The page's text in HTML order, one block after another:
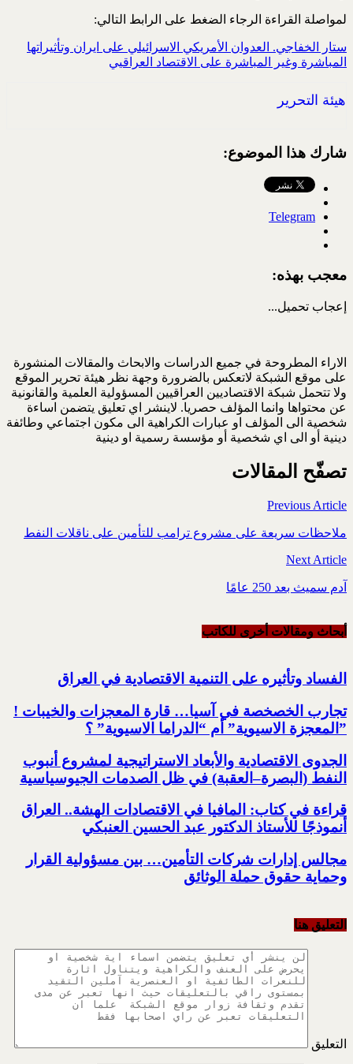
لمواصلة القراءة الرجاء الضغط على الرابط التالي:
ستار الخفاجي. العدوان الأمريكي الاسرائيلي على ايران وتأثيراتها
المباشرة وغير المباشرة على الاقتصاد العراقيي
هيئة التحرير
شارك هذا الموضوع:
Telegram
معجب بهذه:
إعجاب تحميل...
الاراء المطروحة في جميع الدراسات والابحاث والمقالات المنشورة
على موقع الشبكة لاتعكس بالضرورة وجهة نظر هيئة تحرير الموقع
ولا تتحمل شبكة الاقتصاديين العراقيين المسؤولية العلمية والقانونية
عن محتواها وانما المؤلف حصريا. لاينشر اي تعليق يتضمن اساءة
شخصية الى المؤلف او عبارات الكراهية الى مكون اجتماعي وطائفة
دينية أو الى اي شخصية أو مؤسسة رسمية او دينية
تصفّح المقالات
Previous Article
ملاحظات سريعة على مشروع ترامب للتأمين على ناقلات النفط
Next Article
آدم سميث بعد 250 عامًا
أبحاث ومقالات أخرى للکاتب
الفساد وتأثيره على التنمية الاقتصادية في العراق
تجارب الخصخصة في آسيا… قارة المعجزات والخيبات !‏
‏”المعجزة الاسيوية” أم “الدراما الاسيوية” ؟‏
الجدوى الاقتصادية والأبعاد الاستراتيجية لمشروع أنبوب
النفط (البصرة–العقبة) ‏في ظل الصدمات الجيوسياسية
قراءة في كتاب: المافيا في الاقتصادات الهشة.. العراق
أنموذجًا للأستاذ الدكتور عبد الحسين العنبكي
مجالس إدارات شركات التأمين… بين مسؤولية القرار
وحماية حقوق حملة الوثائق
التعليق هنا
التعليق